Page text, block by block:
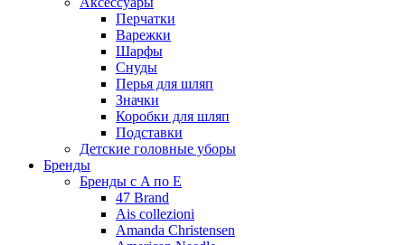
Перчатки
Варежки
Шарфы
Снуды
Перья для шляп
Значки
Коробки для шляп
Подставки
Детские головные уборы
Бренды
Бренды с A по E
47 Brand
Ais collezioni
Amanda Christensen